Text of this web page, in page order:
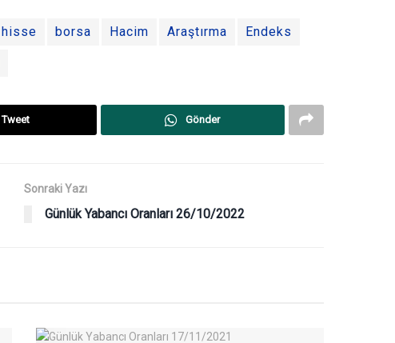
hisse borsa Hacim Araştırma Endeks
Tweet Gönder
Sonraki Yazı
Günlük Yabancı Oranları 26/10/2022